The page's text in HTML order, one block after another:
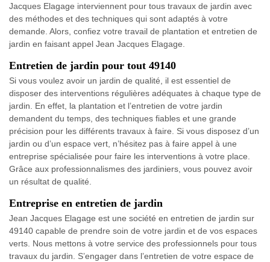
Jacques Elagage interviennent pour tous travaux de jardin avec
des méthodes et des techniques qui sont adaptés à votre
demande. Alors, confiez votre travail de plantation et entretien de
jardin en faisant appel Jean Jacques Elagage.
Entretien de jardin pour tout 49140
Si vous voulez avoir un jardin de qualité, il est essentiel de
disposer des interventions régulières adéquates à chaque type de
jardin. En effet, la plantation et l’entretien de votre jardin
demandent du temps, des techniques fiables et une grande
précision pour les différents travaux à faire. Si vous disposez d’un
jardin ou d’un espace vert, n’hésitez pas à faire appel à une
entreprise spécialisée pour faire les interventions à votre place.
Grâce aux professionnalismes des jardiniers, vous pouvez avoir
un résultat de qualité.
Entreprise en entretien de jardin
Jean Jacques Elagage est une société en entretien de jardin sur
49140 capable de prendre soin de votre jardin et de vos espaces
verts. Nous mettons à votre service des professionnels pour tous
travaux du jardin. S’engager dans l’entretien de votre espace de